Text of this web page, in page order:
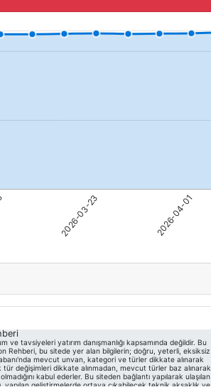
tavsiyeleri yatırım danışmanlığı kapsamında değildir. Bu
Rehberi, bu sitede yer alan bilgilerin; doğru, yeterli, eksiksiz
mevcut unvan, kategori ve türler dikkate alınarak
değişimleri dikkate alınmadan, mevcut türler baz alınarak
kabul ederler. Bu siteden bağlantı yapılarak ulaşılan
yapılan geliştirmelerde ortaya çıkabilecek teknik aksaklık ve